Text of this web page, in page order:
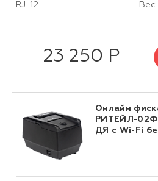
RJ-12
23 250 Р
Онлайн
РИТЕЙЛ-02Ф
ДЯ c Wi-Fi